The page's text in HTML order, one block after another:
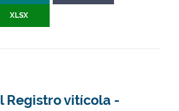
XLSX
Registro vitícola -